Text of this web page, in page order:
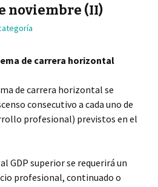
noviembre (II)
de carrera horizontal
de carrera horizontal se
consecutivo a cada uno de
profesional) previstos en el
GDP superior se requerirá un
profesional, continuado o